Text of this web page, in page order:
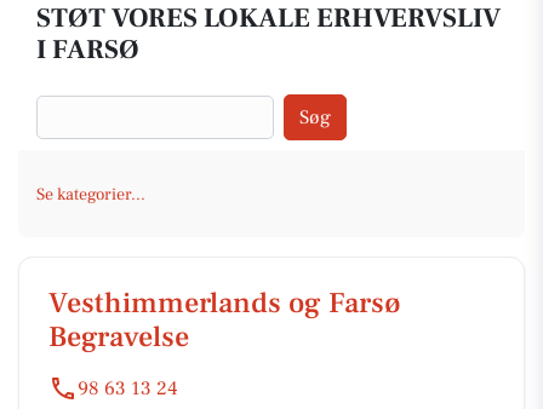
STØT VORES LOKALE ERHVERVSLIV
I FARSØ
Søg
Se kategorier...
Vesthimmerlands og Farsø
Begravelse
98 63 13 24